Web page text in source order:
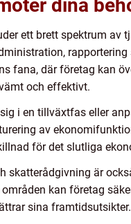
dina
ett brett spektrum av
fana, där företag kan
och effektivt.
i en tillväxtfas eller
av
för det slutliga
skatterådgivning är
kan företag
sina framtidsutsikter.